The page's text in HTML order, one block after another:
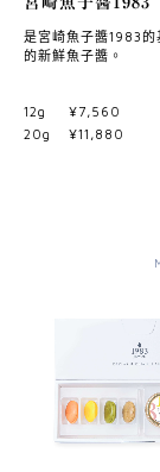
是宮崎魚子醬1983的
的新鮮魚子醬。
12g
¥7,560
20g
¥11,880